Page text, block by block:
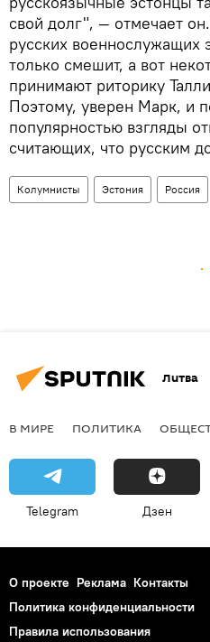
свой долг", — отмечает
русских военнослужащих
только смешит, а вот
принимают риторику
Поэтому, уверен Марк, и
популярностью взгляды
считающих, что русским
Колумнисты Эстония Россия
Литва
В МИРЕ ПОЛИТИКА
Telegram Дзен
О проекте Реклама Контакты
Политика конфиденциальности
Правила использования